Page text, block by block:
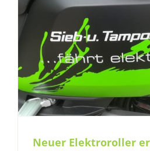
Neuer Elektroroller